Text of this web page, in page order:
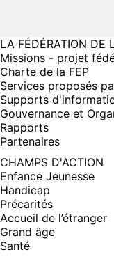
LA FÉDÉRATION DE
Missions - projet
Charte de la FEP
Services proposés
Supports
Gouvernance et
Rapports
Partenaires
CHAMPS D'ACTION
Enfance Jeunesse
Handicap
Précarités
Accueil de l’étranger
Grand âge
Santé